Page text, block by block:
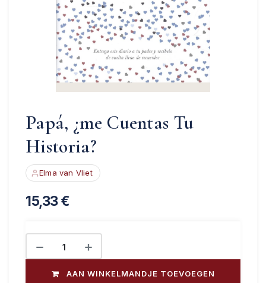
Papá, ¿me Cuentas Tu
Historia?
Elma van Vliet
15,33€
AAN WINKELMANDJE TOEVOEGEN